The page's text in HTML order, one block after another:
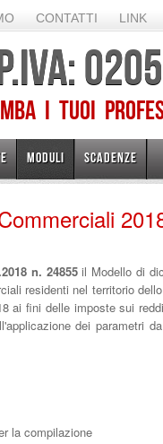
CONTATTI LINK
TUOI
MODULI SCADENZE
n. 24855il Modello di
residenti nel territorio
ai fini delle imposte sui
dei parametri
la compilazione